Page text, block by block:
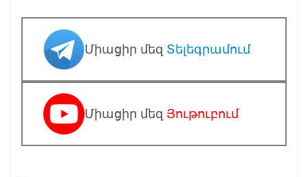
Միացիր մեզ Տելեգրամում
Միացիր մեզ Յութուբում